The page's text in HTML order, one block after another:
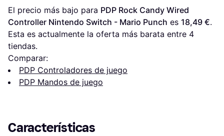
El precio más bajo para PDP Rock Candy Wired
Controller Nintendo Switch - Mario Punch es 18,49 €.
Esta es actualmente la oferta más barata entre 4
tiendas.
Comparar:
PDP Controladores de juego
PDP Mandos de juego
Características